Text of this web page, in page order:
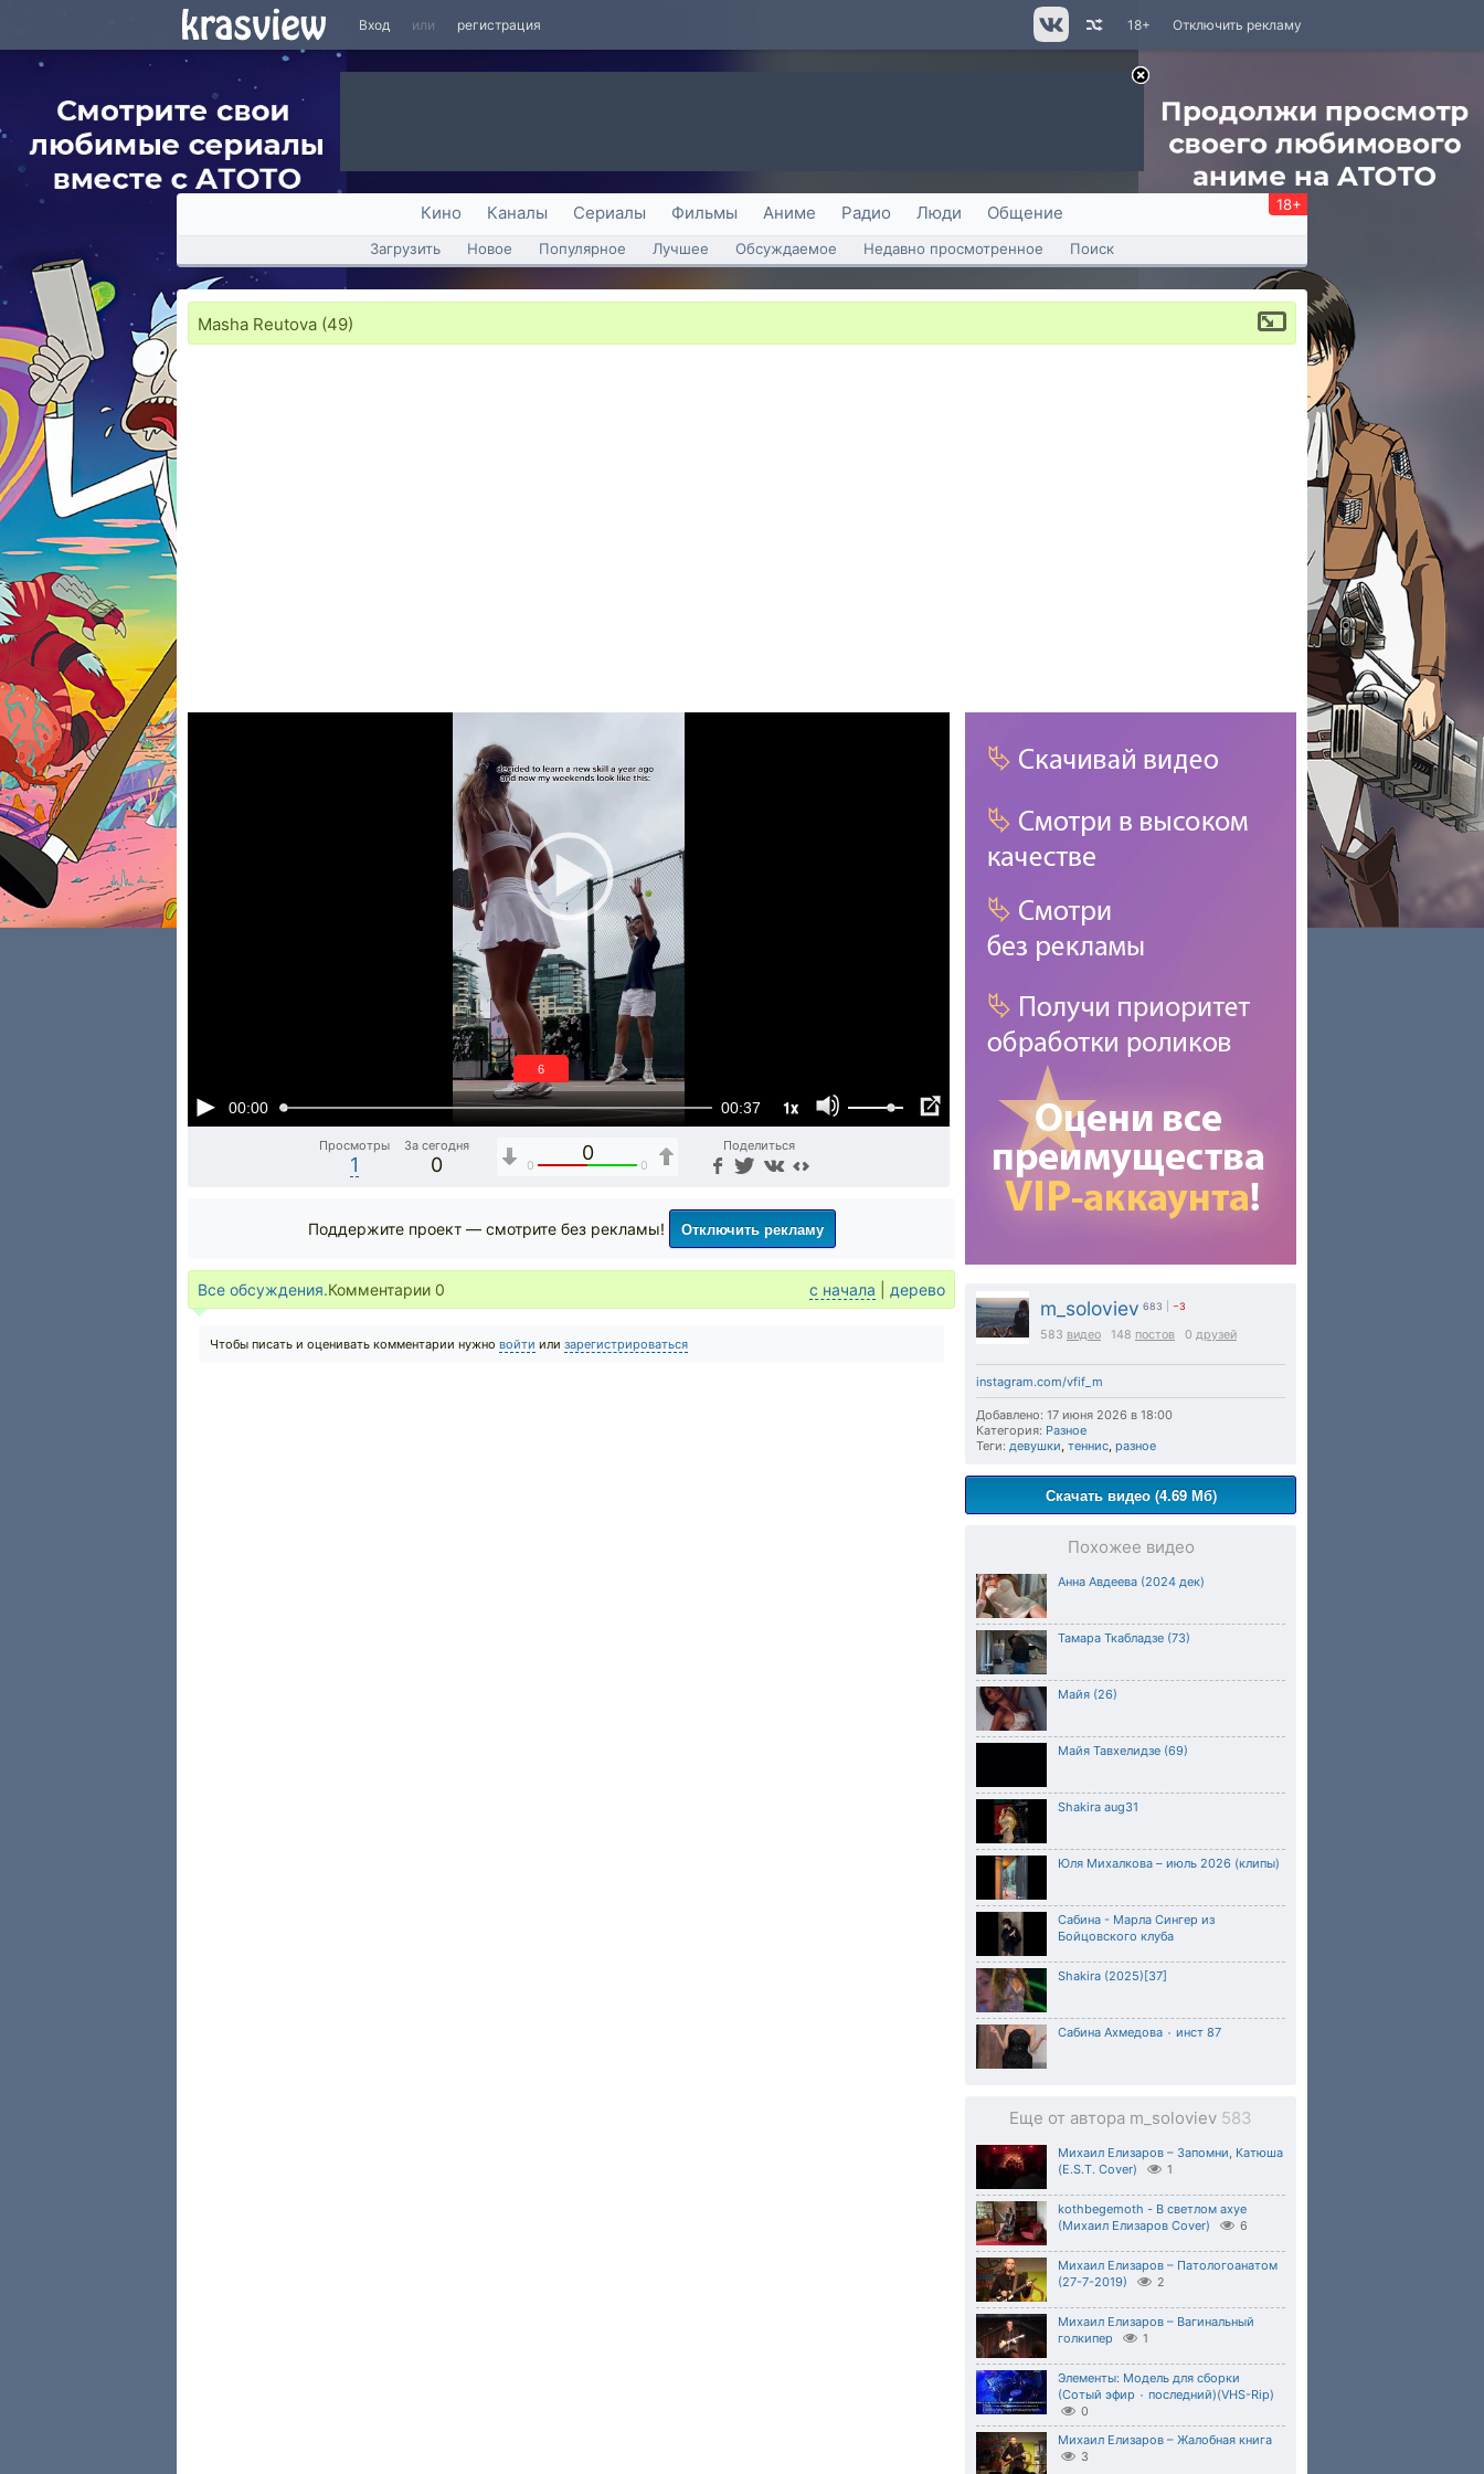
Вход или регистрация Отключить рекламу
18+
Кино Каналы Сериалы Фильмы Аниме Радио Люди Общение 18+
Загрузить Новое Популярное Лучшее Обсуждаемое Недавно просмотренное Поиск
Masha Reutova (49)
00:00 00:37 1x
6
Просмотры
1
За сегодня
0
0
0 0
Поделиться
m_soloviev 683 −3
583 видео 148 постов 0 друзей
instagram.com/vfif_m
Добавлено: 17 июня 2026 в 18:00
Категория: Разное
Теги: девушки, теннис, разное
Скачать видео (4.69 Мб)
Похожее видео
Анна Авдеева (2024 дек)
Тамара Ткабладзе (73)
Майя (26)
Майя Тавхелидзе (69)
Shakira aug31
Юля Михалкова – июль 2026 (клипы)
Сабина - Марла Сингер из
Бойцовского клуба
Shakira (2025)[37]
Сабина Ахмедова ٠ инст 87
Еще от автора m_soloviev 583
Михаил Елизаров – Запомни, Катюша
(E.S.T. Cover)
1
kothbegemoth - В светлом ахуе
(Михаил Елизаров Cover)
6
Михаил Елизаров – Патологоанатом
(27-7-2019)
2
Михаил Елизаров – Вагинальный
голкипер
1
Элементы: Модель для сборки
(Сотый эфир ٠ последний)(VHS-Rip)
0
Михаил Елизаров – Жалобная книга
3
Поддержите проект — смотрите без рекламы! Отключить рекламу
Все обсуждения.Комментарии 0 с начала дерево
Чтобы писать и оценивать комментарии нужно войти или зарегистрироваться